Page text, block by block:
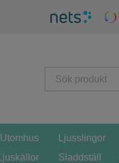
Utomhus Ljusslingor
Ljuskällor Sladdställ